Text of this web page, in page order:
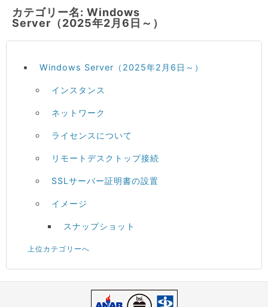
カテゴリー名: Windows
Server（2025年2月6日～）
Windows Server（2025年2月6日～）
インスタンス
ネットワーク
ライセンスについて
リモートデスクトップ接続
SSLサーバー証明書の設置
イメージ
スナップショット
上位カテゴリーへ